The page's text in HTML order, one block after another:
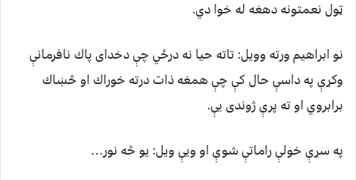
ټول نعمتونه دهغه له خوا دي.
نو ابراهيم ورته وويل: تاته حيا نه درځي چې دخداى پاك نافرمانې
وكړې په داسې حال كې چې همغه ذات درته خوراك او څښاك
برابروي او ته پرې ژوندى يې.
په سړې خولې راماتې شوې او ويې ويل: يو څه نور…